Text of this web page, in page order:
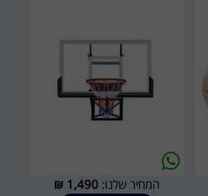
המחיר שלנו: 1,490
₪